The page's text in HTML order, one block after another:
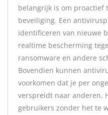
belangrijk is om proactief
beveiliging. Een
identificeren van nieuwe
realtime bescherming
ransomware en andere
Bovendien kunnen
voorkomen dat je per
verspreidt naar anderen.
gebruikers zonder het te